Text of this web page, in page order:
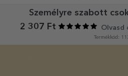
Személyre szabott
2 307 Ft
Olvasd
Termékkód: